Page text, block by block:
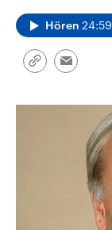
Hören 24:59
Link
Email